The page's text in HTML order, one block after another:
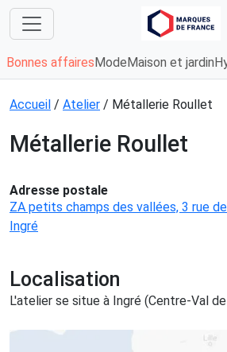
Bonnes affaires Mode Maison et jardin
Accueil / Atelier / Métallerie Roullet
Métallerie Roullet
Adresse postale
ZA petits champs des vallées, 3 rue
Ingré
Localisation
L'atelier se situe à Ingré (Centre-Val